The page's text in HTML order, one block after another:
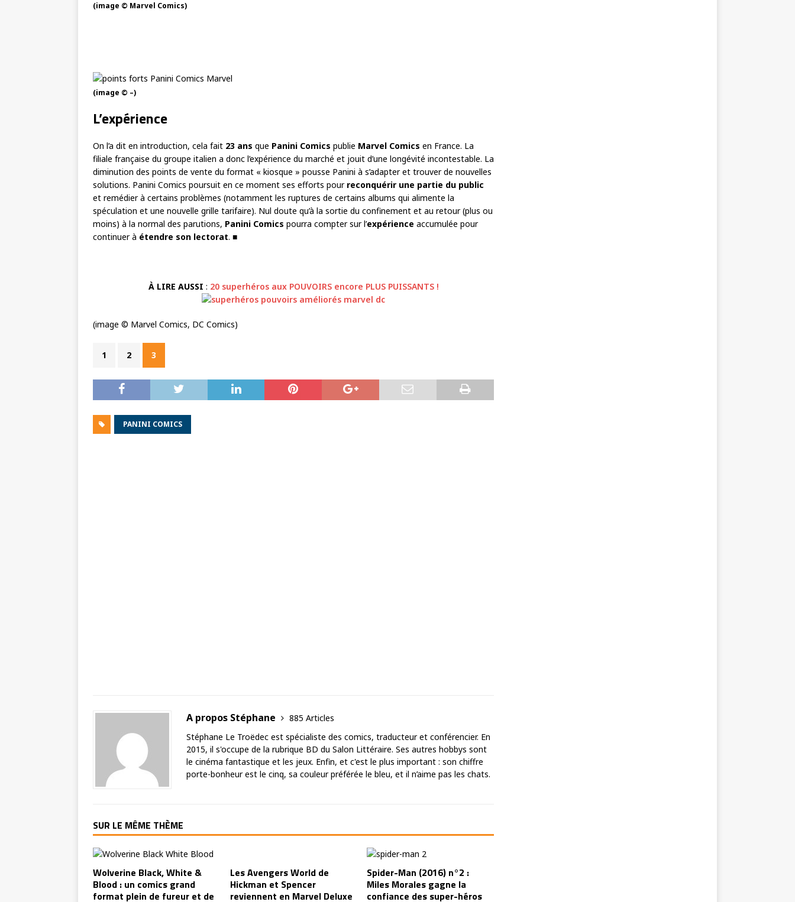
(image © Marvel Comics)
(image © –)
L’expérience
On l’a dit en introduction, cela fait 23 ans que Panini Comics publie Marvel Comics en France. La
filiale française du groupe italien a donc l’expérience du marché et jouit d’une longévité incontestable. La
diminution des points de vente du format « kiosque » pousse Panini à s’adapter et trouver de nouvelles
solutions. Panini Comics poursuit en ce moment ses efforts pourreconquérir une partie du public
et remédier à certains problèmes (notamment les ruptures de certains albums qui alimente la
spéculation et une nouvelle grille tarifaire). Nul doute qu’à la sortie du confinement et au retour (plus ou
moins) à la normal des parutions, Panini Comics pourra compter sur l’expérience accumulée pour
continuer à étendre son lectorat. ■
À LIRE AUSSI : 20 superhéros aux POUVOIRS encore PLUS PUISSANTS !
(image © Marvel Comics, DC Comics)
1 2 3
PANINI COMICS
A propos Stéphane
885 Articles
Stéphane Le Troëdec est spécialiste des comics, traducteur et conférencier. En
2015, il s'occupe de la rubrique BD du Salon Littéraire. Ses autres hobbys sont
le cinéma fantastique et les jeux. Enfin, et c'est le plus important : son chiffre
porte-bonheur est le cinq, sa couleur préférée le bleu, et il n’aime pas les chats.
SUR LE MÊME THÈME
Wolverine Black, White &
Blood : un comics grand
format plein de fureur et de
Les Avengers World de
Hickman et Spencer
reviennent en Marvel Deluxe
Spider-Man (2016) n°2 :
Miles Morales gagne la
confiance des super-héros